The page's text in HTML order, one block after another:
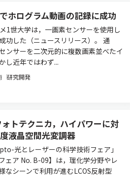
ホログラム動画の記録に成功
1世大学は，一画素センサーを使用し
功した（ニュースリリース）。 通
ンサーを二次元的に複数画素並べたイ
し近年ではわず...
研究開発
トテクニカ，ハイパワーに対
液晶空間光変調器
光とレーザーの科学技術フェア」
ェア No. B-09】は，理化学分野やレ
なシーンで利用が進むLCOS反射型